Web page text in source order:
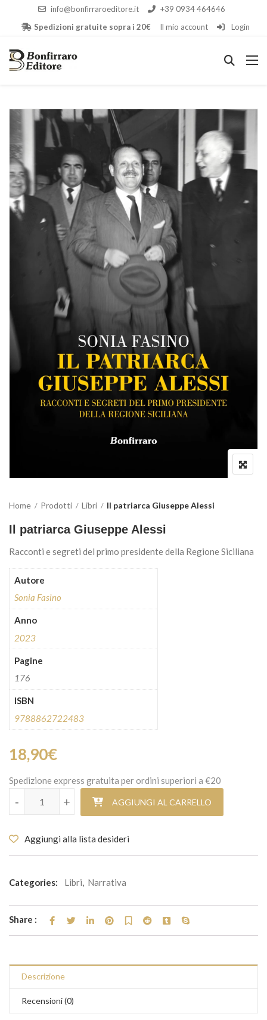
info@bonfirraroeditore.it
+39 0934 464646
Spedizioni gratuite sopra i 20€
Il mio account Login
Home Prodotti Libri Il patriarca Giuseppe Alessi
Il patriarca Giuseppe Alessi
Racconti e segreti del primo presidente della Regione Siciliana
Autore
Sonia Fasino
Anno
2023
Pagine
176
ISBN
9788862722483
18,90€
Spedizione express gratuita per ordini superiori a €20
Il patriarca Giuseppe Alessi quantità
+
- AGGIUNGI AL CARRELLO
Aggiungi alla lista desideri
Categories: Libri, Narrativa
Share :
Descrizione
Recensioni (0)